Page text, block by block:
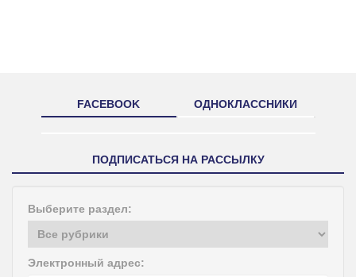
FACEBOOK ОДНОКЛАССНИКИ
ПОДПИСАТЬСЯ НА РАССЫЛКУ
Выберите раздел:
Электронный адрес: